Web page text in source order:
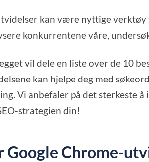
kan være nyttige verktøy
konkurrentene våre,
vil dele en liste over de 10
kan hjelpe deg med
Vi anbefaler på det sterkeste
strategien din!
Google Chrome-